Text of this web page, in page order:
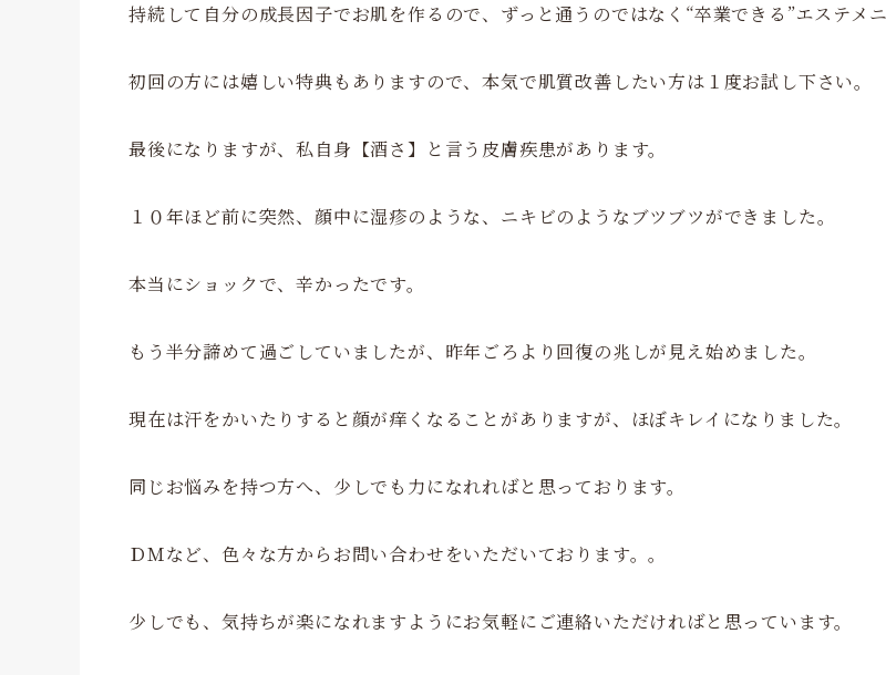
持続して自分の成長因子でお肌を作るので、ずっと通うのではなく“卒業できる”エステメ
初回の方には嬉しい特典もありますので、本気で肌質改善したい方は１度お試し下さい。
最後になりますが、私自身【酒さ】と言う皮膚疾患があります。
１０年ほど前に突然、顔中に湿疹のような、ニキビのようなブツブツができました。
本当にショックで、辛かったです。
もう半分諦めて過ごしていましたが、昨年ごろより回復の兆しが見え始めました。
現在は汗をかいたりすると顔が痒くなることがありますが、ほぼキレイになりました。
同じお悩みを持つ方へ、少しでも力になれればと思っております。
ＤＭなど、色々な方からお問い合わせをいただいております。。
少しでも、気持ちが楽になれますようにお気軽にご連絡いただければと思っています。